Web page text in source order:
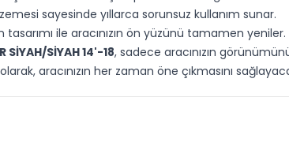
sayesinde yıllarca sorunsuz kullanım sunar.
tasarımı ile aracınızın ön yüzünü tamamen yeniler.
SİYAH/SİYAH 14'-18, sadece aracınızın
aracınızın her zaman öne çıkmasını